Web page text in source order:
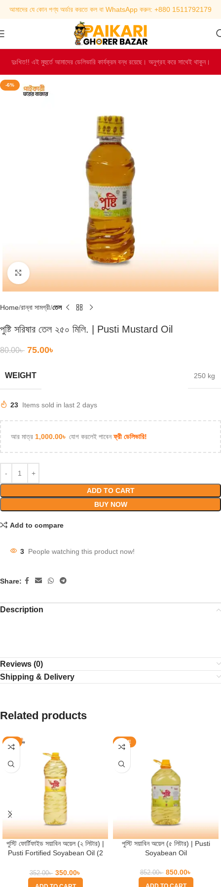
আমাদের যে কোন পণ্য অর্ডার করতে কল বা WhatsApp করুন: +880 1511792179
দুঃখিত!! এই মুহুর্তে আমাদের ডেলিভারি কার্যক্রম বন্ধ রয়েছে। অনুগ্রহ করে সাথেই থাকুন।
-6%
Click to enlarge
Home রান্না সামগ্রী তেল
পুষ্টি সরিষার তেল ২৫০ মিলি. | Pusti Mustard Oil
80.00৳ 75.00৳
WEIGHT 250 kg
23 Items sold in last 2 days
আর মাত্র 1,000.00৳ যোগ করলেই পাবেনফ্রী ডেলিভারি!
ADD TO CART
BUY NOW
Add to compare
3 People watching this product now!
Share:
Description
Reviews (0)
Shipping & Delivery
Related products
-1%
পুস্টি ফোর্টিফাইড সয়াবিন অয়েল (২ লিটার) |
Pusti Fortified Soyabean Oil (2
352.00৳ 350.00৳
SALE
পুস্টি সয়াবিন অয়েল (৫ লিটার) | Pusti
Soyabean Oil
852.00৳ 850.00৳